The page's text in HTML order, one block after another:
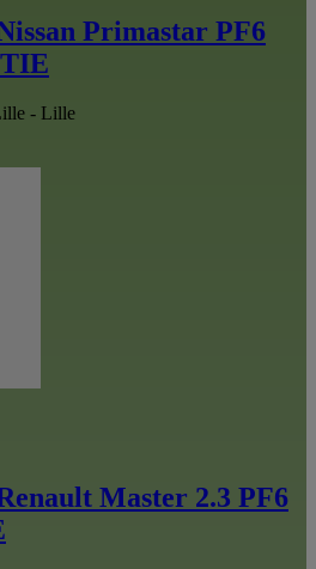
Primastar PF6
- Lille
Master 2.3 PF6